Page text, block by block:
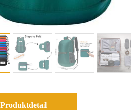
Produktdetail